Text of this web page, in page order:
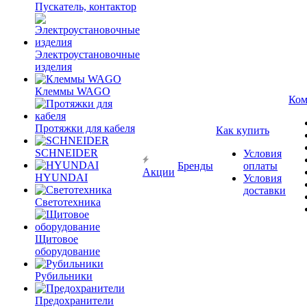
Пускатель, контактор
Электроустановочные
изделия
Клеммы WAGO
Протяжки для кабеля
SCHNEIDER
HYUNDAI
Светотехника
Щитовое
оборудование
Рубильники
Предохранители
Акции
Бренды
Как купить
Условия
оплаты
Условия
доставки